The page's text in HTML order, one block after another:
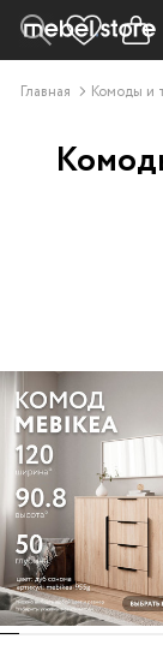
Главная Комоды и